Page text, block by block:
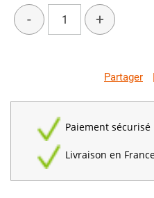
- +
Partager |
Paiement sécurisé
Livraison en